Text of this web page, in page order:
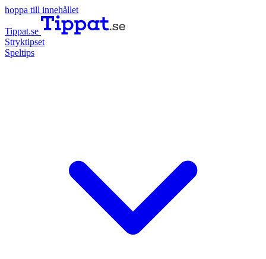
hoppa till innehållet
Tippat.se
Stryktipset
Speltips